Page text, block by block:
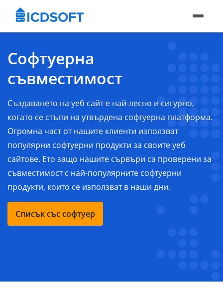
Софтуерна
съвместимост
Създаването на уеб сайт е най-лесно и сигурно,
когато се стъпи на утвърдена софтуерна платформа.
Огромна част от нашите клиенти използват
популярни софтуерни продукти за своите уеб
сайтове. Ето защо нашите сървъри са проверени за
съвместимост с най-популярните софтуерни
продукти, които се използват в наши дни.
Списък със софтуер